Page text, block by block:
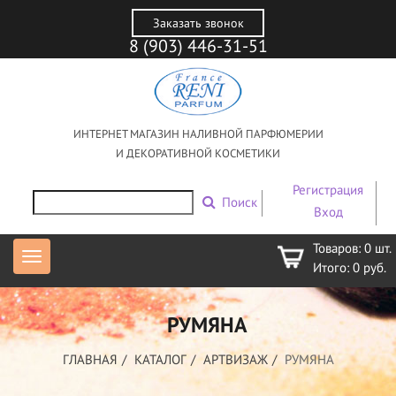
Заказать звонок
8 (903) 446-31-51
ИНТЕРНЕТ МАГАЗИН НАЛИВНОЙ ПАРФЮМЕРИИ
И ДЕКОРАТИВНОЙ КОСМЕТИКИ
Поиск
Регистрация
Вход
Товаров: 0 шт.
Итого: 0 руб.
РУМЯНА
ГЛАВНАЯ КАТАЛОГ АРТВИЗАЖ РУМЯНА